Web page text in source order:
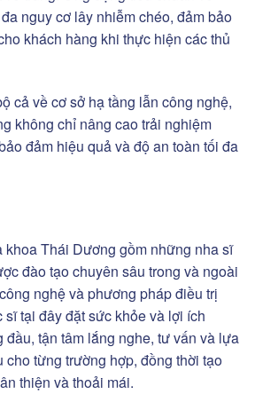
nguy cơ lây nhiễm chéo, đảm bảo
khách hàng khi thực hiện các thủ
cả về cơ sở hạ tầng lẫn công nghệ,
không chỉ nâng cao trải nghiệm
đảm hiệu quả và độ an toàn tối đa
Thái Dương gồm những nha sĩ
đào tạo chuyên sâu trong và ngoài
nghệ và phương pháp điều trị
sĩ tại đây đặt sức khỏe và lợi ích
đầu, tận tâm lắng nghe, tư vấn và lựa
từng trường hợp, đồng thời tạo
thiện và thoải mái.